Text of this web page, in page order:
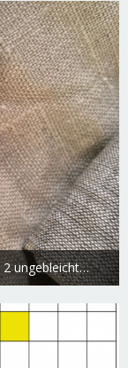
Leinenstoff in Leinwandbindung 1 gebleicht, 2 ungebleicht, 3 teilweise gebleicht/ungebleicht